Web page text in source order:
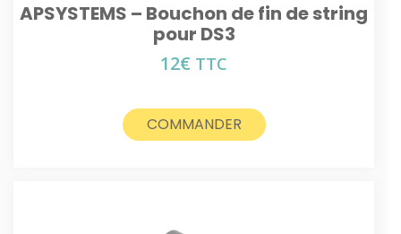
APSYSTEMS – Bouchon de fin de string
pour DS3
12€ TTC
COMMANDER